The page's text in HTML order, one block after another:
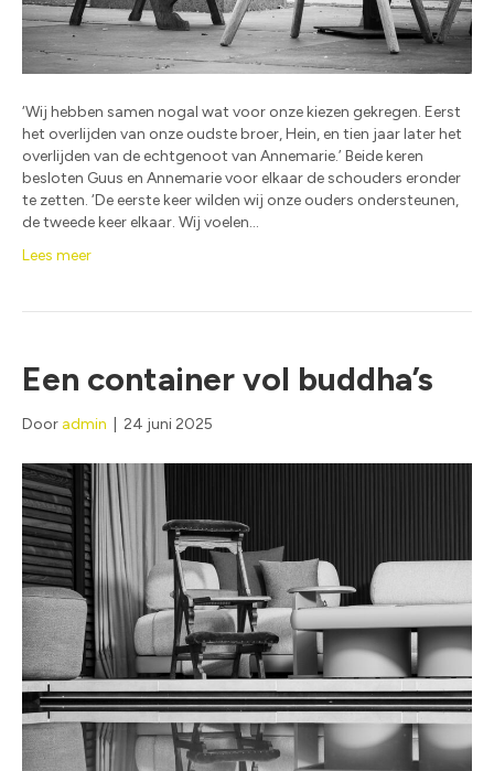
‘Wij hebben samen nogal wat voor onze kiezen gekregen. Eerst
het overlijden van onze oudste broer, Hein, en tien jaar later het
overlijden van de echtgenoot van Annemarie.’ Beide keren
besloten Guus en Annemarie voor elkaar de schouders eronder
te zetten. ‘De eerste keer wilden wij onze ouders ondersteunen,
de tweede keer elkaar. Wij voelen…
Lees meer
Een container vol buddha’s
Door admin 24 juni 2025